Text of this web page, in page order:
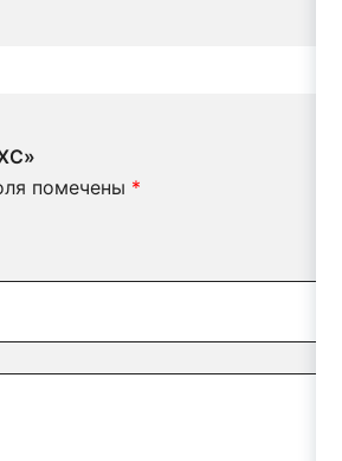
помечены *